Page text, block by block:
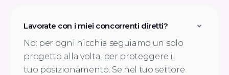
Lavorate con i miei concorrenti diretti?
No: per ogni nicchia seguiamo un solo
progetto alla volta, per proteggere il
tuo posizionamento. Se nel tuo settore